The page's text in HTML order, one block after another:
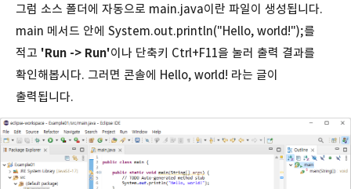
그럼 소스 폴더에 자동으로 main.java이란 파일이 생성됩니다.
main 메서드 안에 System.out.println("Hello, world!");를
적고 'Run -> Run'이나 단축키 Ctrl+F11을 눌러 출력 결과를
확인해봅시다. 그러면 콘솔에 Hello, world! 라는 글이
출력됩니다.